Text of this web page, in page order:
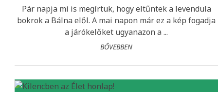
Pár napja mi is megírtuk, hogy eltűntek a levendula
bokrok a Bálna elől. A mai napon már ez a kép fogadja
a járókelőket ugyanazon a ...
BŐVEBBEN